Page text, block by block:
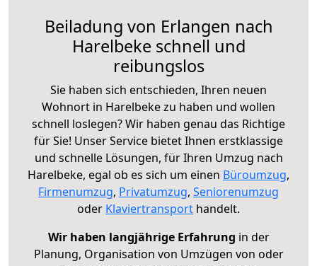
Beiladung von Erlangen nach
Harelbeke schnell und
reibungslos
Sie haben sich entschieden, Ihren neuen
Wohnort in Harelbeke zu haben und wollen
schnell loslegen? Wir haben genau das Richtige
für Sie! Unser Service bietet Ihnen erstklassige
und schnelle Lösungen, für Ihren Umzug nach
Harelbeke, egal ob es sich um einen Büroumzug,
Firmenumzug, Privatumzug, Seniorenumzug
oder Klaviertransport handelt.
Wir haben langjährige Erfahrung in der
Planung, Organisation von Umzügen von oder